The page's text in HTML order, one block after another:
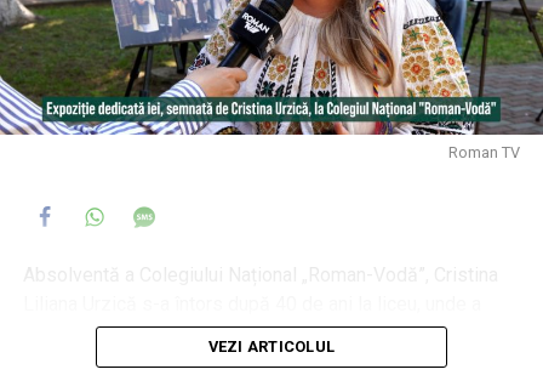
Roman TV
prezentat în fața noilor generații de romanvodiști o
expoziție dedicată iei, acest simbol care a devenit etalon
VEZI ARTICOLUL